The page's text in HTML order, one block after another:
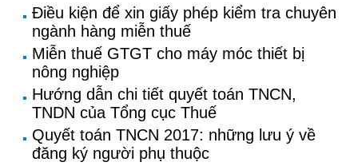
Điều kiện để xin giấy phép kiểm tra chuyên
ngành hàng miễn thuế
Miễn thuế GTGT cho máy móc thiết bị
nông nghiệp
Hướng dẫn chi tiết quyết toán TNCN,
TNDN của Tổng cục Thuế
Quyết toán TNCN 2017: những lưu ý về
đăng ký người phụ thuộc